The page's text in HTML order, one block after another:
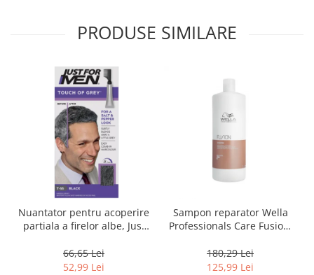
PRODUSE SIMILARE
Nuantator pentru acoperire
partiala a firelor albe, Just
Touch of Grey, 40 g
66,65 Lei
52,99 Lei
Sampon reparator Wella
Professionals Care Fusion,
180,29 Lei
125,99 Lei